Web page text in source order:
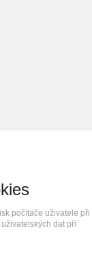
počítače uživatele při
dat při